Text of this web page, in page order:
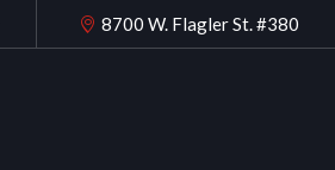
8700 W. Flagler St. #380